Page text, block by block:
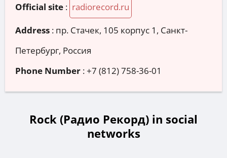
Official site : radiorecord.ru
Address : пр. Стачек, 105 корпус 1, Санкт-
Петербург, Россия
Phone Number :+7 (812) 758-36-01
Rock (Радио Рекорд) in social
networks